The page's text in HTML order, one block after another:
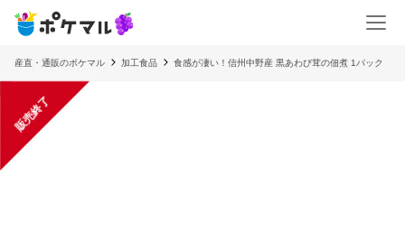
産直・通販のポケマル 加工食品 食感が凄い！信州中野産 黒あわび茸の佃煮 1パック
販売終了